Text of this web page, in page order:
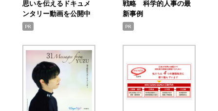
思いを伝えるドキュメ
ンタリー動画を公開中
PR
戦略 科学的人事の最
新事例
PR